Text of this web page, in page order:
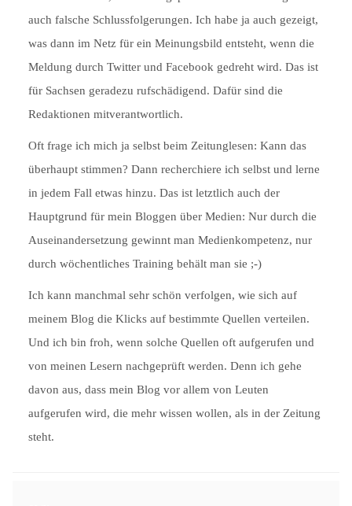
auch falsche Schlussfolgerungen. Ich habe ja auch gezeigt,
was dann im Netz für ein Meinungsbild entsteht, wenn die
Meldung durch Twitter und Facebook gedreht wird. Das ist
für Sachsen geradezu rufschädigend. Dafür sind die
Redaktionen mitverantwortlich.
Oft frage ich mich ja selbst beim Zeitunglesen: Kann das
überhaupt stimmen? Dann recherchiere ich selbst und lerne
in jedem Fall etwas hinzu. Das ist letztlich auch der
Hauptgrund für mein Bloggen über Medien: Nur durch die
Auseinandersetzung gewinnt man Medienkompetenz, nur
durch wöchentliches Training behält man sie ;-)
Ich kann manchmal sehr schön verfolgen, wie sich auf
meinem Blog die Klicks auf bestimmte Quellen verteilen.
Und ich bin froh, wenn solche Quellen oft aufgerufen und
von meinen Lesern nachgeprüft werden. Denn ich gehe
davon aus, dass mein Blog vor allem von Leuten
aufgerufen wird, die mehr wissen wollen, als in der Zeitung
steht.